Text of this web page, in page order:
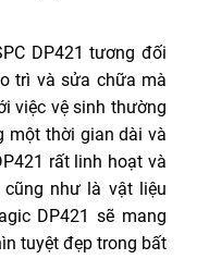
DP421 tương đối
trì và sửa chữa mà
việc vệ sinh thường
một thời gian dài và
rất linh hoạt và
như là vật liệu
DP421 sẽ mang
tuyệt đẹp trong bất